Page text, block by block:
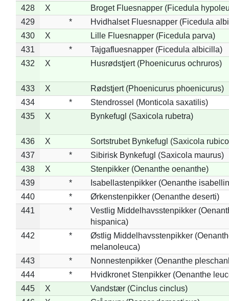
428
X
Broget Fluesnapper (Ficedula
429
*
Hvidhalset Fluesnapper (Ficedula
430
X
Lille Fluesnapper (Ficedula parva)
431
*
Tajgafluesnapper (Ficedula albicilla)
432
X Husrødstjert (Phoenicurus ochruros)
433 X
Rødstjert (Phoenicurus phoenicurus)
434
*
Stendrossel (Monticola saxatilis)
435
X Bynkefugl (Saxicola rubetra)
436 X
Sortstrubet Bynkefugl (Saxicola
437
*
Sibirisk Bynkefugl (Saxicola maurus)
438
X
Stenpikker (Oenanthe oenanthe)
439
*
Isabellastenpikker (Oenanthe
440
*
Ørkenstenpikker (Oenanthe deserti)
441
*
Vestlig Middelhavsstenpikker
hispanica)
442
*
Østlig Middelhavsstenpikker
melanoleuca)
443
*
Nonnestenpikker (Oenanthe
444
*
Hvidkronet Stenpikker (Oenanthe
445
X
Vandstær (Cinclus cinclus)